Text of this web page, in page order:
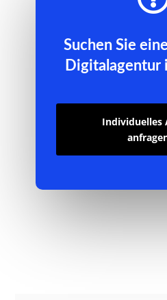
Suchen Sie
Digitalagentur
Individuelles